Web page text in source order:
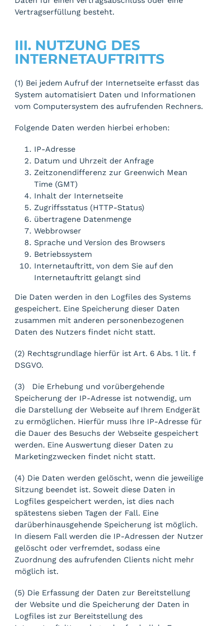
Vertragserfüllung besteht.
III. NUTZUNG DES
INTERNETAUFTRITTS
(1) Bei jedem Aufruf der Internetseite erfasst das
System automatisiert Daten und Informationen
vom Computersystem des aufrufenden Rechners.
Folgende Daten werden hierbei erhoben:
IP-Adresse
Datum und Uhrzeit der Anfrage
Zeitzonendifferenz zur Greenwich Mean
Time (GMT)
Inhalt der Internetseite
Zugriffsstatus (HTTP-Status)
übertragene Datenmenge
Webbrowser
Sprache und Version des Browsers
Betriebssystem
Internetauftritt, von dem Sie auf den
Internetauftritt gelangt sind
Die Daten werden in den Logfiles des Systems
gespeichert. Eine Speicherung dieser Daten
zusammen mit anderen personenbezogenen
Daten des Nutzers findet nicht statt.
(2) Rechtsgrundlage hierfür ist Art. 6 Abs. 1 lit. f
DSGVO.
(3) Die Erhebung und vorübergehende
Speicherung der IP-Adresse ist notwendig, um
die Darstellung der Webseite auf Ihrem Endgerät
zu ermöglichen. Hierfür muss Ihre IP-Adresse für
die Dauer des Besuchs der Webseite gespeichert
werden. Eine Auswertung dieser Daten zu
Marketingzwecken findet nicht statt.
(4) Die Daten werden gelöscht, wenn die jeweilige
Sitzung beendet ist. Soweit diese Daten in
Logfiles gespeichert werden, ist dies nach
spätestens sieben Tagen der Fall. Eine
darüberhinausgehende Speicherung ist möglich.
In diesem Fall werden die IP-Adressen der Nutzer
gelöscht oder verfremdet, sodass eine
Zuordnung des aufrufenden Clients nicht mehr
möglich ist.
(5) Die Erfassung der Daten zur Bereitstellung
der Website und die Speicherung der Daten in
Logfiles ist zur Bereitstellung des